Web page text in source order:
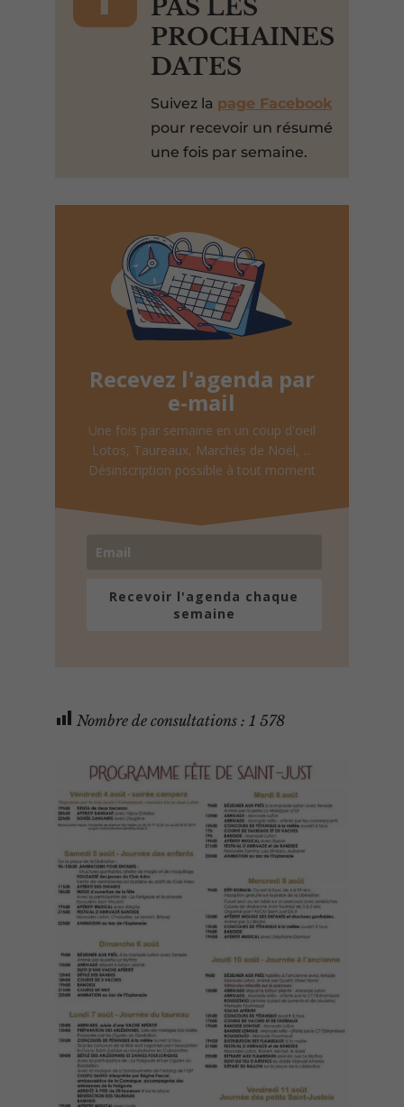
PAS LES
PROCHAINES
DATES
Suivez la page Facebook
pour recevoir un résumé
une fois par semaine.
Recevez l'agenda par
e-mail
Une fois par semaine en un coup d'oeil
Lotos, Taureaux, Marchés de Noël, ...
Désinscription possible à tout moment
Recevoir l'agenda chaque
semaine
Nombre de consultations : 1 578